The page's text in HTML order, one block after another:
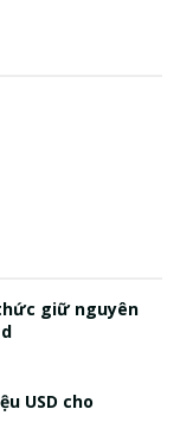
giữ nguyên
USD cho